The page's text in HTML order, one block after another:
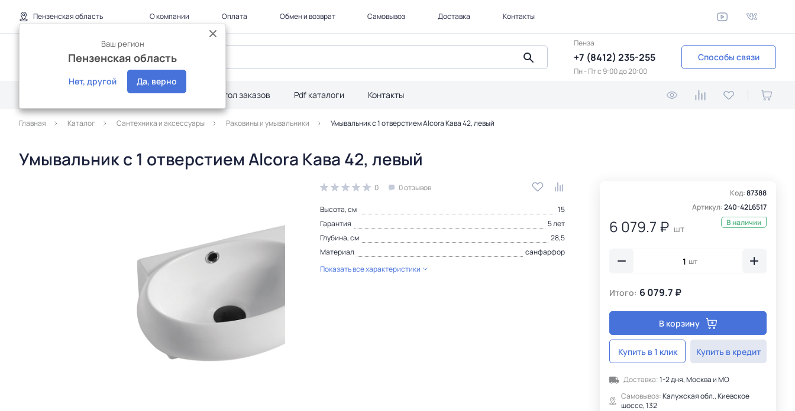
Пензенская область
Ваш регион
Пензенская область
Нет, другой Да, верно
О компании Оплата Обмен и возврат Самовывоз Доставка Контакты
Пенза
+7 (8412) 235-255
Пн - Пт c 9:00 до 20:00
Способы связи
Дилерам Акции Стол заказов Pdf каталоги Контакты
Главная Каталог Сантехника и аксессуары Раковины и умывальники Умывальник с 1 отверстием Alcora Кава 42, левый
Умывальник с 1 отверстием Alcora Кава 42, левый
0 0 отзывов
Высота, см
15
Гарантия
5 лет
Глубина, см
28,5
Материал
санфарфор
Показать все характеристики
Код:87388
Артикул:240-42L6517
6 079.7 ₽ шт
В наличии
шт
Итого: 6 079.7 ₽
В корзину
Купить в 1 клик Купить в кредит
Доставка:1-2 дня, Москва и МО
Самовывоз:Калужская обл., Киевское
шоссе, 132